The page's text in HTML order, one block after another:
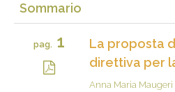
Sommario
pag.1
La proposta
direttiva per
Anna Maria Maugeri